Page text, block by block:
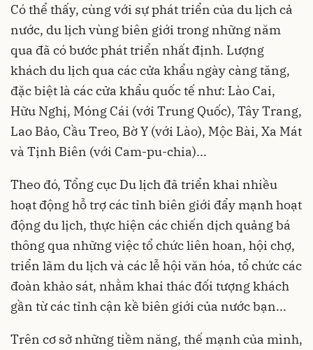
Có thể thấy, cùng với sự phát triển của du lịch cả
nước, du lịch vùng biên giới trong những năm
qua đã có bước phát triển nhất định. Lượng
khách du lịch qua các cửa khẩu ngày càng tăng,
đặc biệt là các cửa khẩu quốc tế như: Lào Cai,
Hữu Nghị, Móng Cái (với Trung Quốc), Tây Trang,
Lao Bảo, Cầu Treo, Bờ Y (với Lào), Mộc Bài, Xa Mát
và Tịnh Biên (với Cam-pu-chia)...
Theo đó, Tổng cục Du lịch đã triển khai nhiều
hoạt động hỗ trợ các tỉnh biên giới đẩy mạnh hoạt
động du lịch, thực hiện các chiến dịch quảng bá
thông qua những việc tổ chức liên hoan, hội chợ,
triển lãm du lịch và các lễ hội văn hóa, tổ chức các
đoàn khảo sát, nhằm khai thác đối tượng khách
gần từ các tỉnh cận kề biên giới của nước bạn...
Trên cơ sở những tiềm năng, thế mạnh của mình,